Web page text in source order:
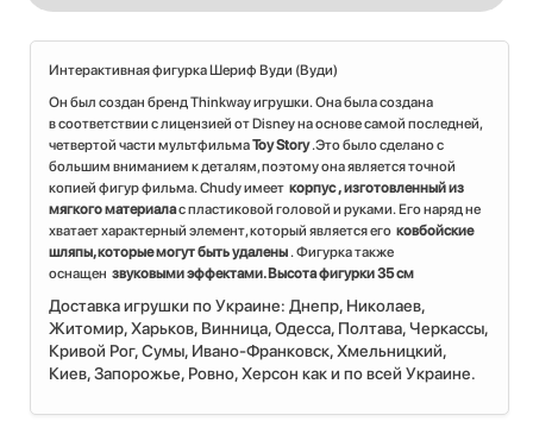
Интерактивная фигурка Шериф Вуди (Вуди)
Он был создан бренд Thinkway игрушки. Она была создана
в соответствии с лицензией от Disney на основе самой последней,
четвертой части мультфильмаToy Story.Это было сделано с
большим вниманием к деталям, поэтому она является точной
копией фигур фильма. Chudy имеет корпус , изготовленный из
мягкого материалас пластиковой головой и руками. Его наряд не
хватает характерный элемент, который является его ковбойские
шляпы, которые могут быть удалены . Фигурка также
оснащен звуковыми эффектами. Высота фигурки 35 см
Доставка игрушки по Украине: Днепр, Николаев,
Житомир, Харьков, Винница, Одесса, Полтава, Черкассы,
Кривой Рог, Сумы, Ивано-Франковск, Хмельницкий,
Киев, Запорожье, Ровно, Херсон как и по всей Украине.